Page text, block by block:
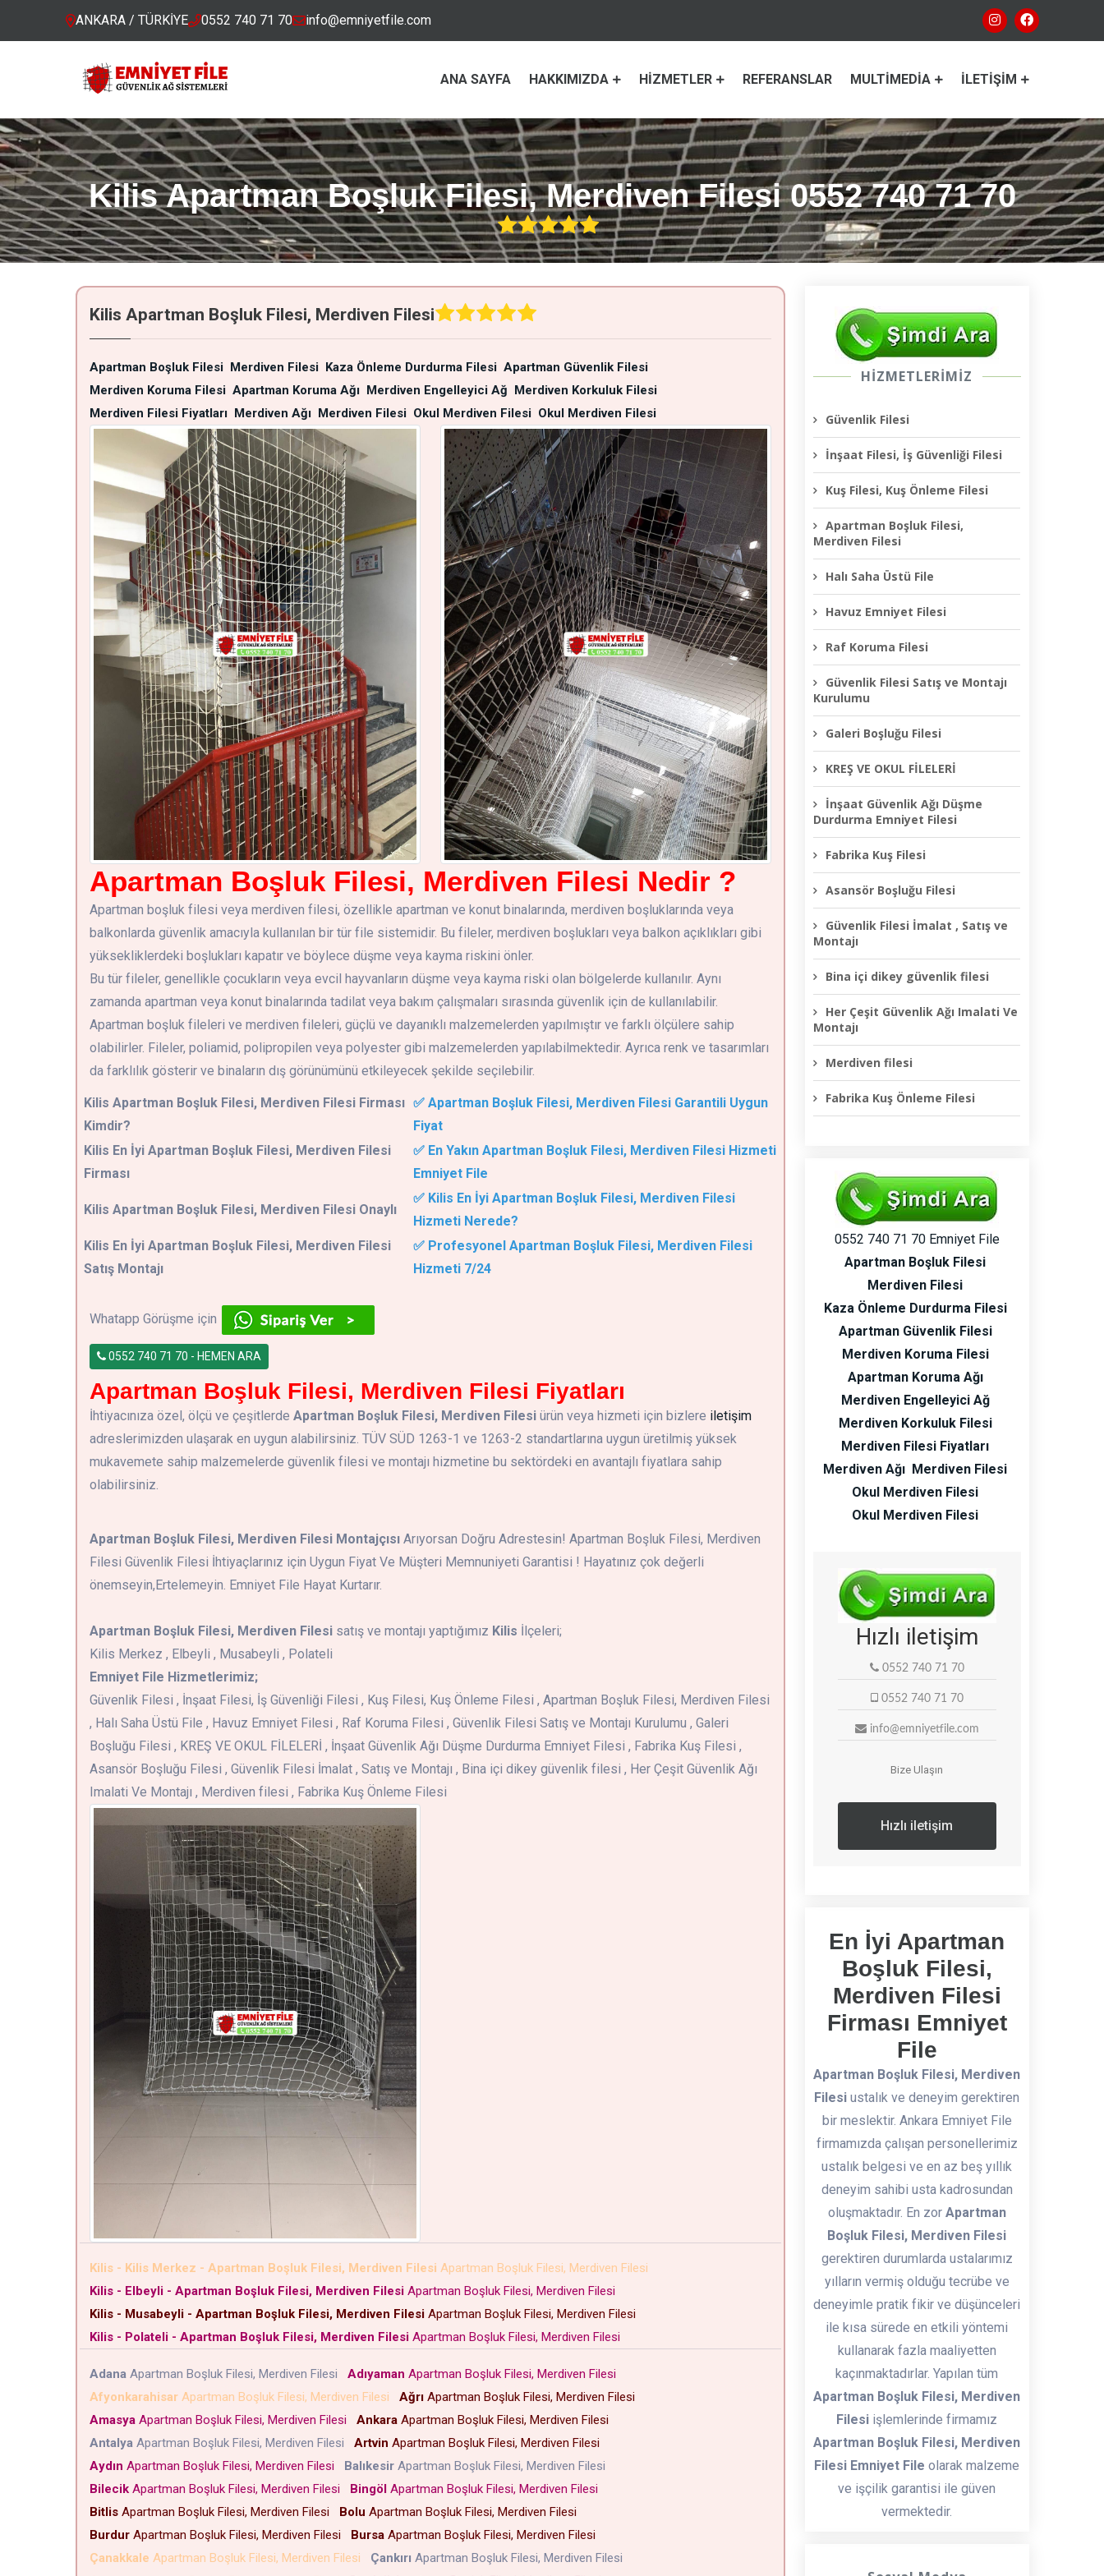
ANKARA / TÜRKİYE 0552 740 71 70 info@emniyetfile.com
ANA SAYFA HAKKIMIZDA HIZMETLER REFERANSLAR MULTIMEDIA İLETIŞIM
Kilis Apartman Boşluk Filesi, Merdiven Filesi 0552 740 71 70
Kilis Apartman Boşluk Filesi, Merdiven Filesi
Apartman Boşluk Filesi Merdiven Filesi Kaza Önleme Durdurma Filesi Apartman Güvenlik Filesi
Merdiven Koruma Filesi Apartman Koruma Ağı Merdiven Engelleyici Ağ Merdiven Korkuluk Filesi
Merdiven Filesi Fiyatları Merdiven Ağı Merdiven Filesi Okul Merdiven Filesi Okul Merdiven Filesi
Apartman Boşluk Filesi, Merdiven Filesi Nedir ?
Apartman boşluk filesi veya merdiven filesi, özellikle apartman ve konut binalarında, merdiven boşluklarında veya
balkonlarda güvenlik amacıyla kullanılan bir tür file sistemidir. Bu fileler, merdiven boşlukları veya balkon açıklıkları gibi
yüksekliklerdeki boşlukları kapatır ve böylece düşme veya kayma riskini önler.
Bu tür fileler, genellikle çocukların veya evcil hayvanların düşme veya kayma riski olan bölgelerde kullanılır. Aynı
zamanda apartman veya konut binalarında tadilat veya bakım çalışmaları sırasında güvenlik için de kullanılabilir.
Apartman boşluk fileleri ve merdiven fileleri, güçlü ve dayanıklı malzemelerden yapılmıştır ve farklı ölçülere sahip
olabilirler. Fileler, poliamid, polipropilen veya polyester gibi malzemelerden yapılabilmektedir. Ayrıca renk ve tasarımları
da farklılık gösterir ve binaların dış görünümünü etkileyecek şekilde seçilebilir.
Kilis Apartman Boşluk Filesi, Merdiven Filesi Firması
Kimdir?
✅ Apartman Boşluk Filesi, Merdiven Filesi Garantili Uygun
Fiyat
Kilis En İyi Apartman Boşluk Filesi, Merdiven Filesi
Firması
✅ En Yakın Apartman Boşluk Filesi, Merdiven Filesi Hizmeti
Emniyet File
Kilis Apartman Boşluk Filesi, Merdiven Filesi Onaylı
✅ Kilis En İyi Apartman Boşluk Filesi, Merdiven Filesi
Hizmeti Nerede?
Kilis En İyi Apartman Boşluk Filesi, Merdiven Filesi
Satış Montajı
✅ Profesyonel Apartman Boşluk Filesi, Merdiven Filesi
Hizmeti 7/24
Whatapp Görüşme için
0552 740 71 70 - HEMEN ARA
Apartman Boşluk Filesi, Merdiven Filesi Fiyatları
İhtiyacınıza özel, ölçü ve çeşitlerde Apartman Boşluk Filesi, Merdiven Filesiürün veya hizmeti için bizlere iletişim
adreslerimizden ulaşarak en uygun alabilirsiniz. TÜV SÜD 1263-1 ve 1263-2 standartlarına uygun üretilmiş yüksek
mukavemete sahip malzemelerde güvenlik filesi ve montajı hizmetine bu sektördeki en avantajlı fiyatlara sahip
olabilirsiniz.
Apartman Boşluk Filesi, Merdiven Filesi MontajçısıArıyorsan Doğru Adrestesin! Apartman Boşluk Filesi, Merdiven
Filesi Güvenlik Filesi İhtiyaçlarınız için Uygun Fiyat Ve Müşteri Memnuniyeti Garantisi ! Hayatınız çok değerli
önemseyin,Ertelemeyin. Emniyet File Hayat Kurtarır.
Apartman Boşluk Filesi, Merdiven Filesisatış ve montajı yaptığımız Kilis İlçeleri;
Kilis Merkez , Elbeyli , Musabeyli , Polateli
Emniyet File Hizmetlerimiz;
Güvenlik Filesi , İnşaat Filesi, İş Güvenliği Filesi , Kuş Filesi, Kuş Önleme Filesi , Apartman Boşluk Filesi, Merdiven Filesi
, Halı Saha Üstü File , Havuz Emniyet Filesi , Raf Koruma Filesi , Güvenlik Filesi Satış ve Montajı Kurulumu , Galeri
Boşluğu Filesi , KREŞ VE OKUL FİLELERİ , İnşaat Güvenlik Ağı Düşme Durdurma Emniyet Filesi , Fabrika Kuş Filesi ,
Asansör Boşluğu Filesi , Güvenlik Filesi İmalat , Satış ve Montajı , Bina içi dikey güvenlik filesi , Her Çeşit Güvenlik Ağı
Imalati Ve Montajı , Merdiven filesi , Fabrika Kuş Önleme Filesi
Kilis - Kilis Merkez - Apartman Boşluk Filesi, Merdiven Filesi Apartman Boşluk Filesi, Merdiven Filesi
Kilis - Elbeyli - Apartman Boşluk Filesi, Merdiven FilesiApartman Boşluk Filesi, Merdiven Filesi
Kilis - Musabeyli - Apartman Boşluk Filesi, Merdiven FilesiApartman Boşluk Filesi, Merdiven Filesi
Kilis - Polateli - Apartman Boşluk Filesi, Merdiven FilesiApartman Boşluk Filesi, Merdiven Filesi
AdanaApartman Boşluk Filesi, Merdiven Filesi Adıyaman Apartman Boşluk Filesi, Merdiven Filesi
AfyonkarahisarApartman Boşluk Filesi, Merdiven Filesi AğrıApartman Boşluk Filesi, Merdiven Filesi
AmasyaApartman Boşluk Filesi, Merdiven Filesi AnkaraApartman Boşluk Filesi, Merdiven Filesi
AntalyaApartman Boşluk Filesi, Merdiven Filesi Artvin Apartman Boşluk Filesi, Merdiven Filesi
Aydın Apartman Boşluk Filesi, Merdiven Filesi BalıkesirApartman Boşluk Filesi, Merdiven Filesi
BilecikApartman Boşluk Filesi, Merdiven Filesi BingölApartman Boşluk Filesi, Merdiven Filesi
BitlisApartman Boşluk Filesi, Merdiven Filesi Bolu Apartman Boşluk Filesi, Merdiven Filesi
BurdurApartman Boşluk Filesi, Merdiven Filesi BursaApartman Boşluk Filesi, Merdiven Filesi
Çanakkale Apartman Boşluk Filesi, Merdiven Filesi Çankırı Apartman Boşluk Filesi, Merdiven Filesi
HİZMETLERİMİZ
Güvenlik Filesi
İnşaat Filesi, İş Güvenliği Filesi
Kuş Filesi, Kuş Önleme Filesi
Apartman Boşluk Filesi,
Merdiven Filesi
Halı Saha Üstü File
Havuz Emniyet Filesi
Raf Koruma Filesi
Güvenlik Filesi Satış ve Montajı
Kurulumu
Galeri Boşluğu Filesi
KREŞ VE OKUL FİLELERİ
İnşaat Güvenlik Ağı Düşme
Durdurma Emniyet Filesi
Fabrika Kuş Filesi
Asansör Boşluğu Filesi
Güvenlik Filesi İmalat , Satış ve
Montajı
Bina içi dikey güvenlik filesi
Her Çeşit Güvenlik Ağı Imalati Ve
Montajı
Merdiven filesi
Fabrika Kuş Önleme Filesi
0552 740 71 70 Emniyet File
Apartman Boşluk Filesi
Merdiven Filesi
Kaza Önleme Durdurma Filesi
Apartman Güvenlik Filesi
Merdiven Koruma Filesi
Apartman Koruma Ağı
Merdiven Engelleyici Ağ
Merdiven Korkuluk Filesi
Merdiven Filesi Fiyatları
Merdiven Ağı Merdiven Filesi
Okul Merdiven Filesi
Okul Merdiven Filesi
Hızlı iletişim
0552 740 71 70
0552 740 71 70
info@emniyetfile.com
Bize Ulaşın
Hızlı iletişim
En İyi Apartman
Boşluk Filesi,
Merdiven Filesi
Firması Emniyet
File
Apartman Boşluk Filesi, Merdiven
Filesi ustalık ve deneyim gerektiren
bir meslektir. Ankara Emniyet File
firmamızda çalışan personellerimiz
ustalık belgesi ve en az beş yıllık
deneyim sahibi usta kadrosundan
oluşmaktadır. En zor Apartman
Boşluk Filesi, Merdiven Filesi
gerektiren durumlarda ustalarımız
yılların vermiş olduğu tecrübe ve
deneyimle pratik fikir ve düşünceleri
ile kısa sürede en etkili yöntemi
kullanarak fazla maaliyetten
kaçınmaktadırlar. Yapılan tüm
Apartman Boşluk Filesi, Merdiven
Filesi işlemlerinde firmamız
Apartman Boşluk Filesi, Merdiven
Filesi Emniyet Fileolarak malzeme
ve işçilik garantisi ile güven
vermektedir.